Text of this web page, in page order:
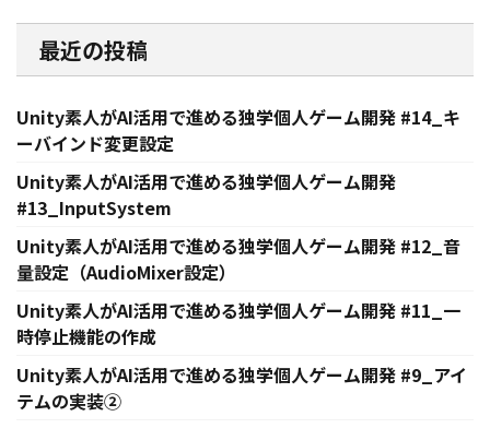
最近の投稿
Unity素人がAI活用で進める独学個人ゲーム開発 #14_キ
ーバインド変更設定
Unity素人がAI活用で進める独学個人ゲーム開発
#13_InputSystem
Unity素人がAI活用で進める独学個人ゲーム開発 #12_音
量設定（AudioMixer設定）
Unity素人がAI活用で進める独学個人ゲーム開発 #11_一
時停止機能の作成
Unity素人がAI活用で進める独学個人ゲーム開発 #9_アイ
テムの実装②